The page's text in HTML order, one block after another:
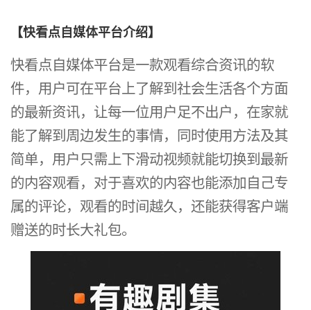
【快看点自媒体平台介绍】
快看点自媒体平台是一款观看综合资讯的软
件，用户可在平台上了解到社会生活各个方面
的最新资讯，让每一位用户足不出户，在家就
能了解到周边发生的事情，同时使用方法及其
简单，用户只需上下滑动视频就能切换到最新
的内容观看，对于喜欢的内容也能添加自己专
属的评论，观看的时间越久，还能获得客户端
赠送的时长大礼包。